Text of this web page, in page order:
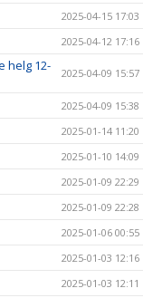
2025-04-15 17:03
2025-04-12 17:16
helg 12-
2025-04-09 15:57
2025-04-09 15:38
2025-01-14 11:20
2025-01-10 14:09
2025-01-09 22:29
2025-01-09 22:28
2025-01-06 00:55
2025-01-03 12:16
2025-01-03 12:11